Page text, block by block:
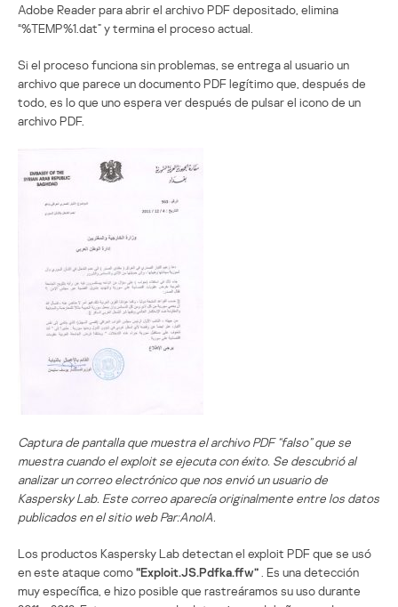
Adobe Reader para abrir el archivo PDF depositado, elimina
“%TEMP%1.dat” y termina el proceso actual.
Si el proceso funciona sin problemas, se entrega al usuario un
archivo que parece un documento PDF legítimo que, después de
todo, es lo que uno espera ver después de pulsar el icono de un
archivo PDF.
Captura de pantalla que muestra el archivo PDF “falso” que se
muestra cuando el exploit se ejecuta con éxito. Se descubrió al
analizar un correo electrónico que nos envió un usuario de
Kaspersky Lab. Este correo aparecía originalmente entre los datos
publicados en el sitio web Par:AnoIA.
Los productos Kaspersky Lab detectan el exploit PDF que se usó
en este ataque como“Exploit.JS.Pdfka.ffw” . Es una detección
muy específica, e hizo posible que rastreáramos su uso durante